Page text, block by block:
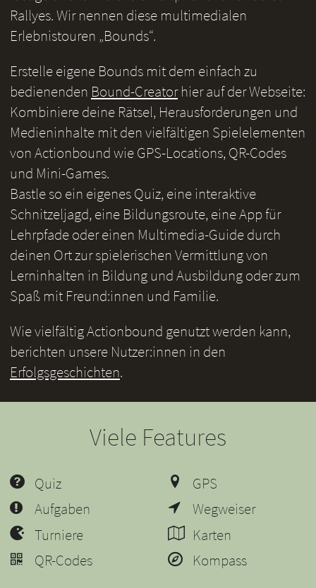
Rallyes. Wir nennen diese multimedialen
Erlebnistouren „Bounds“.
Erstelle eigene Bounds mit dem einfach zu
bedienenden Bound-Creatorhier auf der Webseite:
Kombiniere deine Rätsel, Herausforderungen und
Medieninhalte mit den vielfältigen Spielelementen
von Actionbound wie GPS-Locations, QR-Codes
und Mini-Games.
Bastle so ein eigenes Quiz, eine interaktive
Schnitzeljagd, eine Bildungsroute, eine App für
Lehrpfade oder einen Multimedia-Guide durch
deinen Ort zur spielerischen Vermittlung von
Lerninhalten in Bildung und Ausbildung oder zum
Spaß mit Freund:innen und Familie.
Wie vielfältig Actionbound genutzt werden kann,
berichten unsere Nutzer:innen in den
Erfolgsgeschichten.
Viele Features
Quiz
Aufgaben
Turniere
QR-Codes
GPS
Wegweiser
Karten
Kompass